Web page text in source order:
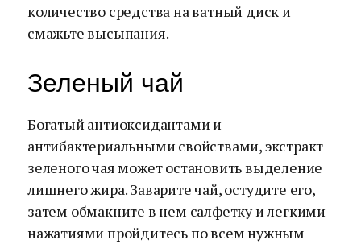
количество средства на ватный диск и
смажьте высыпания.
Зеленый чай
Богатый антиоксидантами и
антибактериальными свойствами, экстракт
зеленого чая может остановить выделение
лишнего жира. Заварите чай, остудите его,
затем обмакните в нем салфетку и легкими
нажатиями пройдитесь по всем нужным